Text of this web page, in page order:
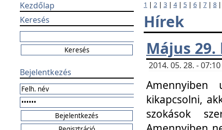
Kezdőlap
Keresés
Bejelentkezés
1 | 2 | 3 | 4| 5 | 6 | 7 | 8
Hírek
Május
2014. 05. 28. -
kikapcsolni,
szokások